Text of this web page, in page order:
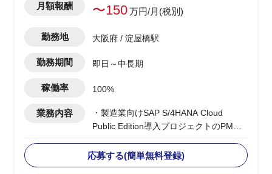
月額報酬 〜150万円/月(税別)
勤務地 大阪府 / 淀屋橋駅
勤務期間 即日～中長期
稼働率 100%
業務内容
・製造業向けSAP S/4HANA Cloud
Public Edition導入プロジェクトのPM支
・ベンダー側、PMポジション
・英語を用いたグローバル関係者との折
応募する(簡単無料登録)